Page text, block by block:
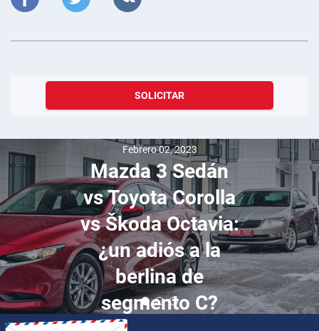
SOLICITAR
Febrero 02, 2023
Mazda 3 Sedán
vs Toyota Corolla
vs Škoda Octavia:
¿un adiós a la
berlina de
segmento C?